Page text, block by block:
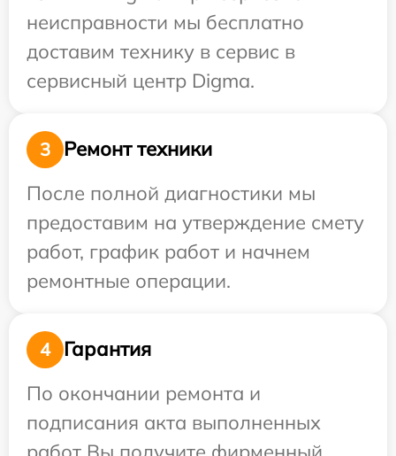
неисправности мы бесплатно
доставим технику в сервис в
сервисный центр Digma.
3
Ремонт техники
После полной диагностики мы
предоставим на утверждение смету
работ, график работ и начнем
ремонтные операции.
4
Гарантия
По окончании ремонта и
подписания акта выполненных